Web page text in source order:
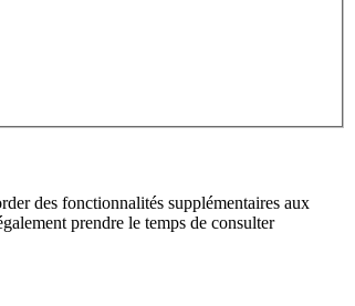
des fonctionnalités supplémentaires aux
prendre le temps de consulter